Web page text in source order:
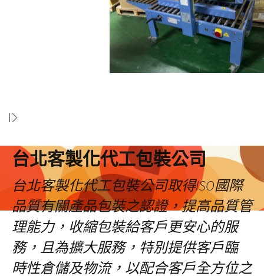
台北客製化代工包裝公司
台北客製化代工包裝公司取得ISO國際
品質有關產品包裝之認證，提高品質管
理能力，收縮包裝給客戶更安心的服
務，且為擴大服務，特別提供客戶臨
時性倉儲及物流，以配合客戶全方位之